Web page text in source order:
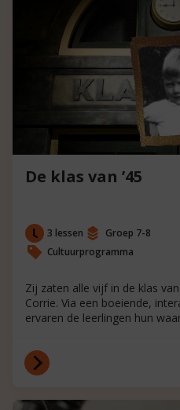
De klas van ’45
3 lessen
Groep 7-8
Cultuurprogramma
Zij zaten alle vijf in de klas van
Corrie. Via een boeiende,
ervaren de leerlingen hun